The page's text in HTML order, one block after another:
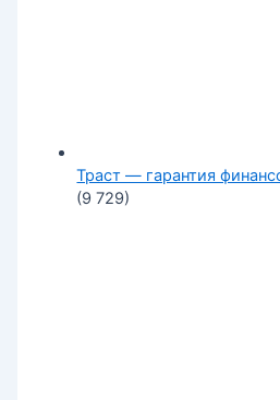
Траст — гарантия
(9 729)